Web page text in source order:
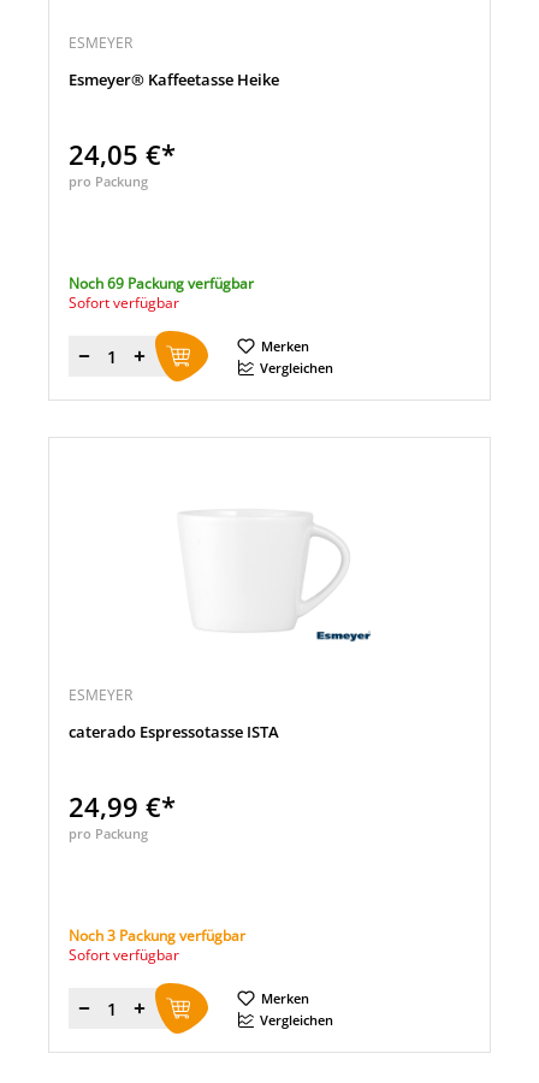
ESMEYER
Esmeyer® Kaffeetasse Heike
24,05 €*
pro Packung
Noch 69 Packung verfügbar
Sofort verfügbar
Menge
Merken
Vergleichen
ESMEYER
caterado Espressotasse ISTA
24,99 €*
pro Packung
Noch 3 Packung verfügbar
Sofort verfügbar
Menge
Merken
Vergleichen